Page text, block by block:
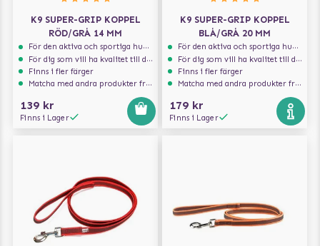
K9 SUPER-GRIP KOPPEL
RÖD/GRÅ 14 MM
För den aktiva och sportiga hunden
För dig som vill ha kvalitet till din hund!
Finns i fler färger
Matcha med andra produkter från Julius-K9
139 kr
Finns i Lager
K9 SUPER-GRIP KOPPEL
BLÅ/GRÅ 20 MM
För den aktiva och sportiga hunden
För dig som vill ha kvalitet till din hund!
Finns i fler färger
Matcha med andra produkter från Julius-K9
179 kr
Finns i Lager